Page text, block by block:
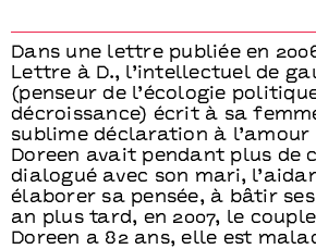
Dans une lettre publiée en
Lettre à D., l’intellectuel de
(penseur de l’écologie
décroissance) écrit à sa
sublime déclaration à l’amour
Doreen avait pendant plus de
dialogué avec son mari,
élaborer sa pensée, à bâtir
an plus tard, en 2007, le
Doreen a 82 ans, elle est